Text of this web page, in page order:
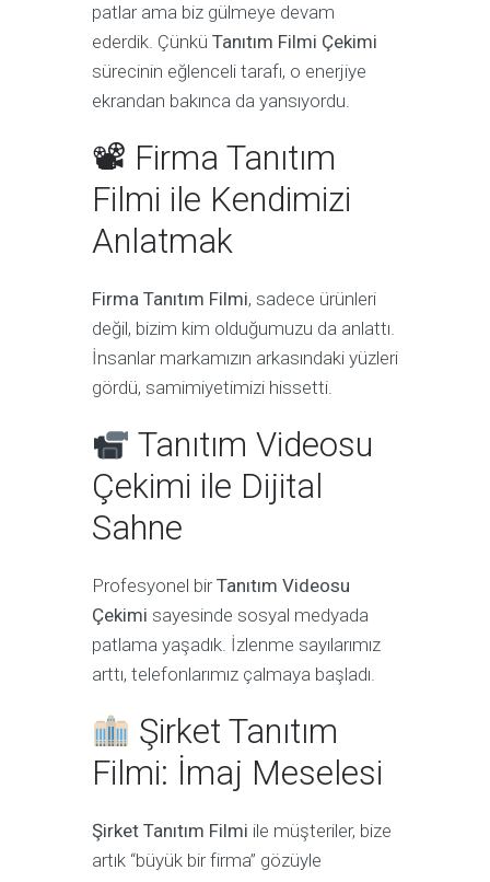
patlar ama biz gülmeye devam
ederdik. Çünkü Tanıtım Filmi Çekimi
sürecinin eğlenceli tarafı, o enerjiye
ekrandan bakınca da yansıyordu.
📽 Firma Tanıtım
Filmi ile Kendimizi
Anlatmak
Firma Tanıtım Filmi, sadece ürünleri
değil, bizim kim olduğumuzu da anlattı.
İnsanlar markamızın arkasındaki yüzleri
gördü, samimiyetimizi hissetti.
Tanıtım Videosu
Çekimi ile Dijital
Sahne
Profesyonel birTanıtım Videosu
Çekimi sayesinde sosyal medyada
patlama yaşadık. İzlenme sayılarımız
arttı, telefonlarımız çalmaya başladı.
Şirket Tanıtım
Filmi: İmaj Meselesi
Şirket Tanıtım Filmi ile müşteriler, bize
artık “büyük bir firma” gözüyle